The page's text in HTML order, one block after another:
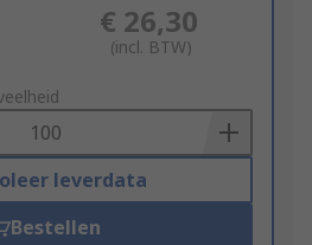
€ 26,30
(incl. BTW)
leverdata
Bestellen